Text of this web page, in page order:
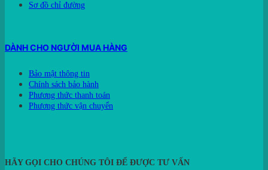
Sơ đồ chỉ đường
DÀNH CHO NGƯỜI MUA HÀNG
Bảo mật thông tin
Chính sách bảo hành
Phương thức thanh toán
Phương thức vận chuyển
HÃY GỌI CHO CHÚNG TÔI ĐỂ ĐƯỢC TƯ VẤN